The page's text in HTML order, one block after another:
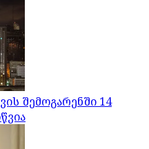
შემოგარენში 14